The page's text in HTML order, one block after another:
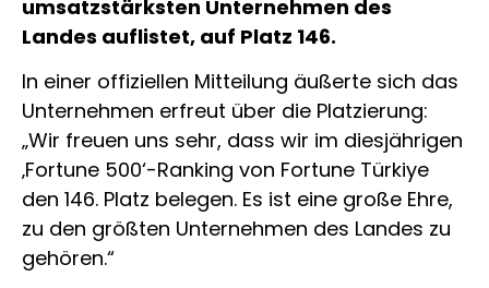
umsatzstärksten Unternehmen des
Landes auflistet, auf Platz 146.
In einer offiziellen Mitteilung äußerte sich das
Unternehmen erfreut über die Platzierung:
„Wir freuen uns sehr, dass wir im diesjährigen
‚Fortune 500‘-Ranking von Fortune Türkiye
den 146. Platz belegen. Es ist eine große Ehre,
zu den größten Unternehmen des Landes zu
gehören.“